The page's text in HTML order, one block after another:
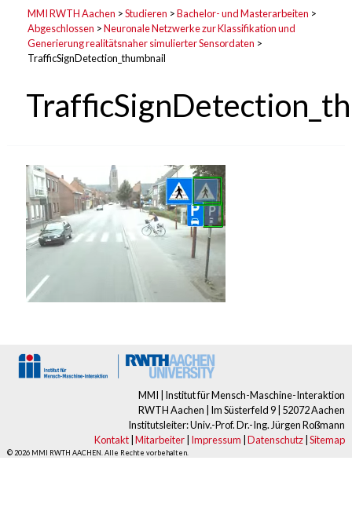
MMI RWTH Aachen >Studieren >Bachelor- und Masterarbeiten >
Abgeschlossen >Neuronale Netzwerke zur Klassifikation und
Generierung realitätsnaher simulierter Sensordaten >
TrafficSignDetection_thumbnail
MMI | Institut für Mensch-Maschine-Interaktion
RWTH Aachen | Im Süsterfeld 9 | 52072 Aachen
Institutsleiter: Univ.-Prof. Dr.-Ing. Jürgen Roßmann
Kontakt |Mitarbeiter Impressum |Datenschutz |Sitemap
© 2026 MMI RWTH AACHEN. Alle Rechte vorbehalten.